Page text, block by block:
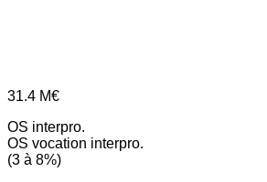
31.4 M€
OS interpro.
OS vocation interpro.
(3 à 8%)